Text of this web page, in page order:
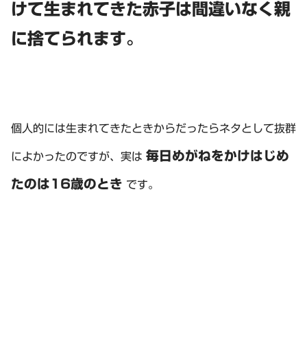
けて生まれてきた赤子は間違いなく親
に捨てられます。
個人的には生まれてきたときからだったらネタとして抜群
によかったのですが、実は 毎日めがねをかけはじめ
たのは16歳のとき です。